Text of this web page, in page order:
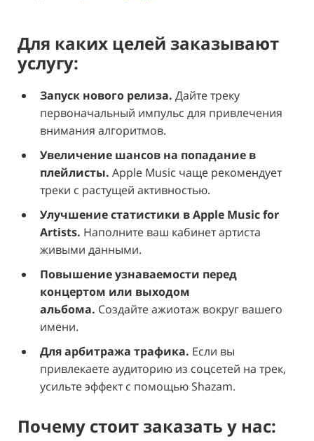
Для каких целей заказывают
услугу:
Запуск нового релиза. Дайте треку
первоначальный импульс для привлечения
внимания алгоритмов.
Увеличение шансов на попадание в
плейлисты. Apple Music чаще рекомендует
треки с растущей активностью.
Улучшение статистики в Apple Music for
Artists. Наполните ваш кабинет артиста
живыми данными.
Повышение узнаваемости перед
концертом или выходом
альбома. Создайте ажиотаж вокруг вашего
имени.
Для арбитража трафика. Если вы
привлекаете аудиторию из соцсетей на трек,
усильте эффект с помощью Shazam.
Почему стоит заказать у нас: